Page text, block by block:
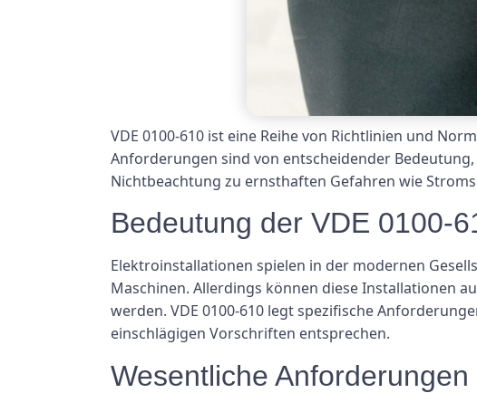
VDE 0100-610 ist eine Reihe von Richtlinien und
Anforderungen sind von entscheidender
Nichtbeachtung zu ernsthaften Gefahren wie
Bedeutung der VDE 0100-
Elektroinstallationen spielen in der modernen
Maschinen. Allerdings können diese Installationen
werden. VDE 0100-610 legt spezifische
einschlägigen Vorschriften entsprechen.
Wesentliche